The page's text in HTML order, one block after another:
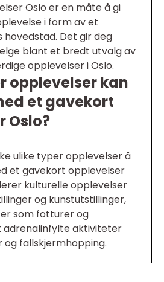
Oslo er en måte å gi
i form av et
hovedstad. Det gir deg
blant et bredt utvalg av
opplevelser i Oslo.
opplevelser kan
et gavekort
Oslo?
ulike typer opplevelser å
et gavekort opplevelser
kulturelle opplevelser
og kunstutstillinger,
som fotturer og
adrenalinfylte aktiviteter
fallskjermhopping.